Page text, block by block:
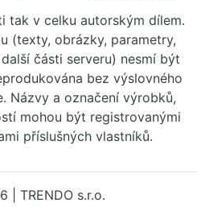
tak v celku autorským dílem.
(texty, obrázky, parametry,
části serveru) nesmí být
bez výslovného
Názvy a označení výrobků,
mohou být registrovanými
příslušných vlastníků.
| TRENDO s.r.o.